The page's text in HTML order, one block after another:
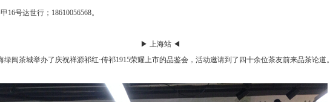
16号达世行；18610056568。
▶ 上海站 ◀
绿闽茶城举办了庆祝祥源祁红·传祁1915荣耀上市的品鉴会，活动邀请到了四十余位茶友前来品茶论道。